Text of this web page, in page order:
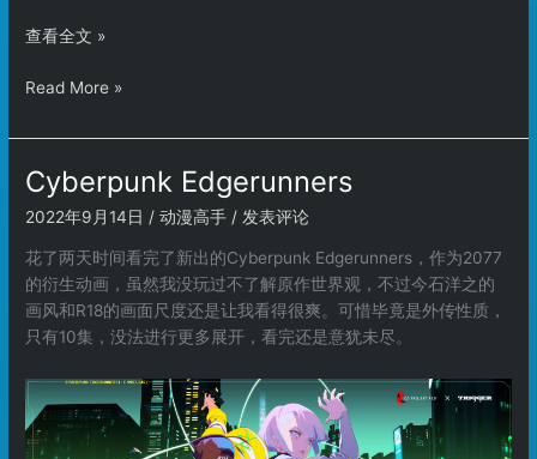
美
秋
笔
试
题
目
–
20220917
查看全文 »
美
秋
笔
试
目
–
20220917
Read More »
Cyberpunk Edgerunners
2022年9月14日 /动漫高手 / 发表评论
花了两天时间看完了新出的Cyberpunk Edgerunners，作为2077
的衍生动画，虽然我没玩过不了解原作世界观，不过今石洋之的
画风和R18的画面尺度还是让我看得很爽。可惜毕竟是外传性质，
只有10集，没法进行更多展开，看完还是意犹未尽。